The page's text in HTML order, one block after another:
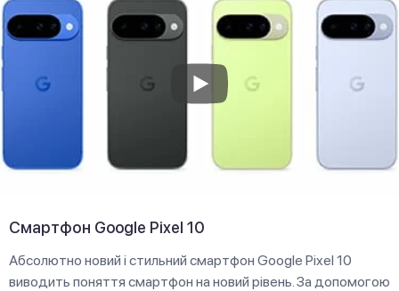
Смартфон Google Pixel 10
Абсолютно новий і стильний смартфон Google Pixel 10
виводить поняття смартфон на новий рівень. За допомогою